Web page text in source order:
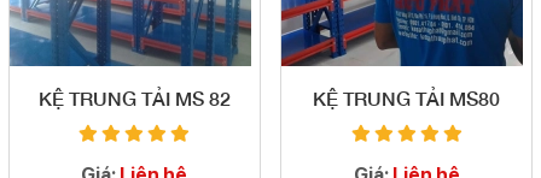
KỆ TRUNG TẢI MS 82 KỆ TRUNG TẢI MS80